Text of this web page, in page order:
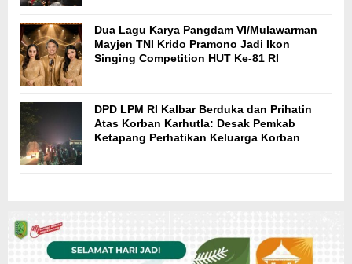
Dua Lagu Karya Pangdam VI/Mulawarman
Mayjen TNI Krido Pramono Jadi Ikon
Singing Competition HUT Ke-81 RI
DPD LPM RI Kalbar Berduka dan Prihatin
Atas Korban Karhutla: Desak Pemkab
Ketapang Perhatikan Keluarga Korban